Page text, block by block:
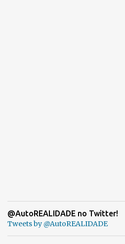
@AutoREALIDADE no Twitter!
Tweets by @AutoREALIDADE